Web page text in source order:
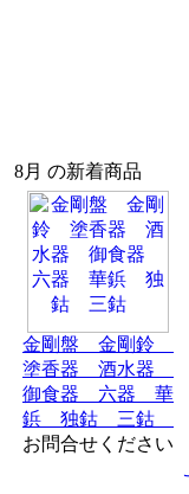
8月 の新着商品
金剛盤 金剛鈴
塗香器 酒水器
御食器 六器 華
鋲 独鈷 三鈷
お問合せください